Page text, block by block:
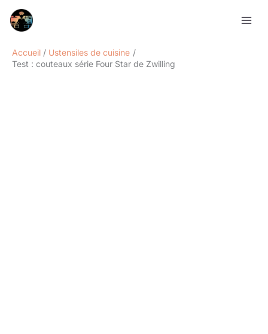
Accueil
Ustensiles de cuisine
Test : couteaux série Four Star de Zwilling
Rechercher